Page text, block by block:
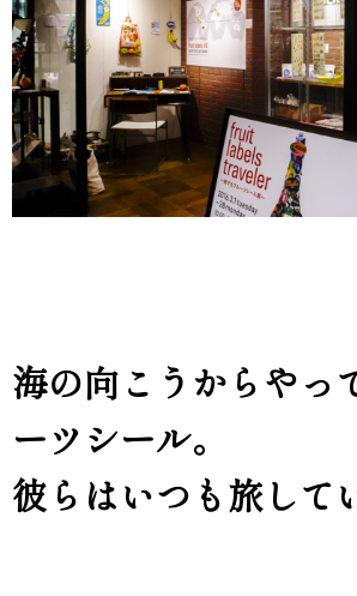
海の向こうからやっ
ーツシール。
彼らはいつも旅して